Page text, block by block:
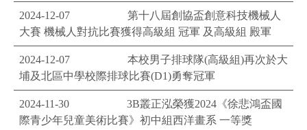
2024-12-07
第十八屆創協盃創意科技機械人
大賽 機械人對抗比賽獲得高級組 冠軍 及高級組 殿軍
2024-12-07
本校男子排球隊(高級組)再次於大
埔及北區中學校際排球比賽(D1)勇奪冠軍
2024-11-30
3B叢正泓榮獲2024《徐悲鴻盃國
際青少年兒童美術比賽》初中組西洋畫系 一等獎